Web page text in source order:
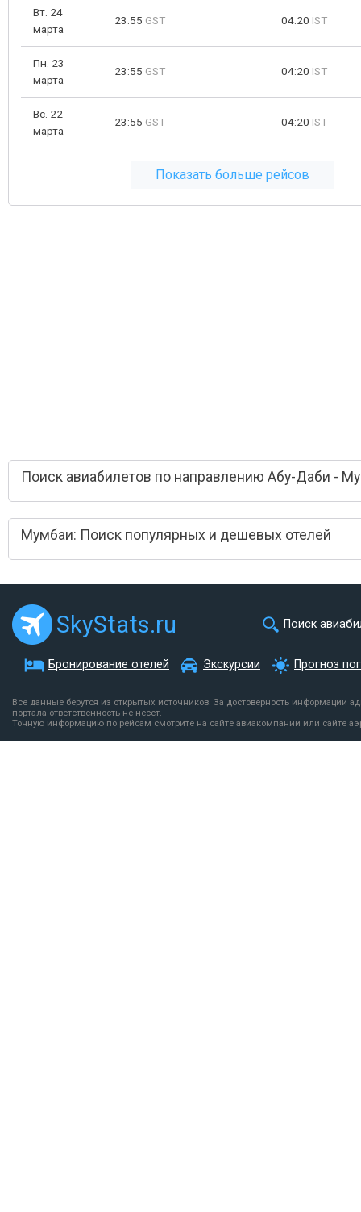
Вт. 24
марта
23:55 GST 04:20 IST
Пн. 23
марта
23:55 GST 04:20 IST
Вс. 22
марта
23:55 GST 04:20 IST
Показать больше рейсов
Поиск авиабилетов по направлению Абу-Даби -
Мумбаи: Поиск популярных и дешевых отелей
SkyStats.ru Поиск
Бронирование отелей Экскурсии Прогноз
Все данные берутся из открытых источников. За достоверность информации
портала ответственность не несет.
Точную информацию по рейсам смотрите на сайте авиакомпании или сайте